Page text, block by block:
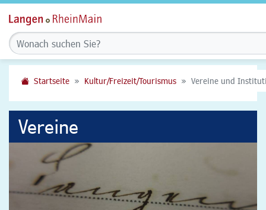
Startseite Kultur/Freizeit/Tourismus Vereine und
Vereine